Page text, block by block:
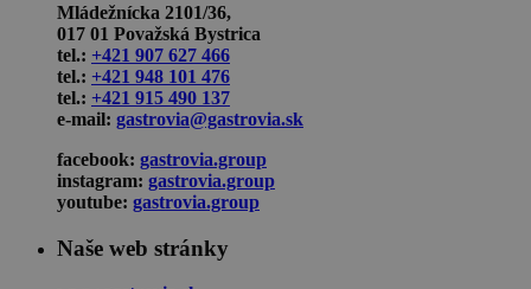
Mládežnícka 2101/36,
017 01 Považská Bystrica
tel.: +421 907 627 466
tel.: +421 948 101 476
tel.: +421 915 490 137
e-mail: gastrovia@gastrovia.sk
facebook: gastrovia.group
instagram: gastrovia.group
youtube: gastrovia.group
Naše web stránky